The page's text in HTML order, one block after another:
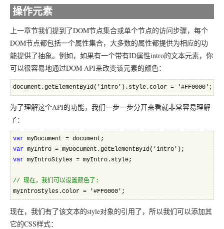
操作元素
上一章节我们提到了DOM节点集合或单个节点的访问步骤，每个
DOM节点都包括一个属性集合，大多数的属性都提供为相应的功
能提供了抽象。例如，如果有一个带有ID属性intro的文本元素，你
可以很容易地通过DOM API来改变该元素的颜色：
document.getElementById('intro').style.color = '#FF0000';
为了理解这个API的功能，我们一步一步分开来看就非常容易理解
了：
var myDocument = document;
var myIntro = myDocument.getElementById('intro');
var myIntroStyles = myIntro.style;
// 现在，我们可以设置颜色了:
myIntroStyles.color = '#FF0000';
现在，我们有了该文本的style对象的引用了，所以我们可以添加其
它的CSS样式：